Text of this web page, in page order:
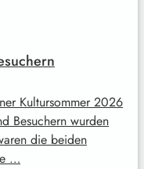
Kultursommer 2026
Besuchern wurden
die beiden
…